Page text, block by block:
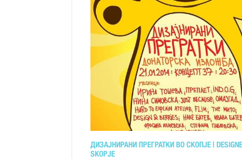
ДИЗАЈНИРАНИ ПРЕГРАТКИ ВО СКОПЈЕ |
SKOPJE